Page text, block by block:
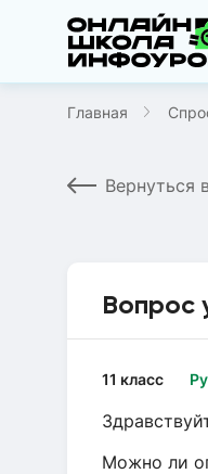
Главная
Вернуться
Вопрос
11 класс
Можно ли